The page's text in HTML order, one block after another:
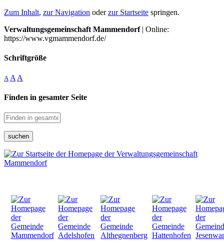
Zum Inhalt, zur Navigation oderzur Startseite springen.
Verwaltungsgemeinschaft Mammendorf| Online:
https://www.vgmammendorf.de/
Schriftgröße
A A A
Finden in gesamter Seite
suchen